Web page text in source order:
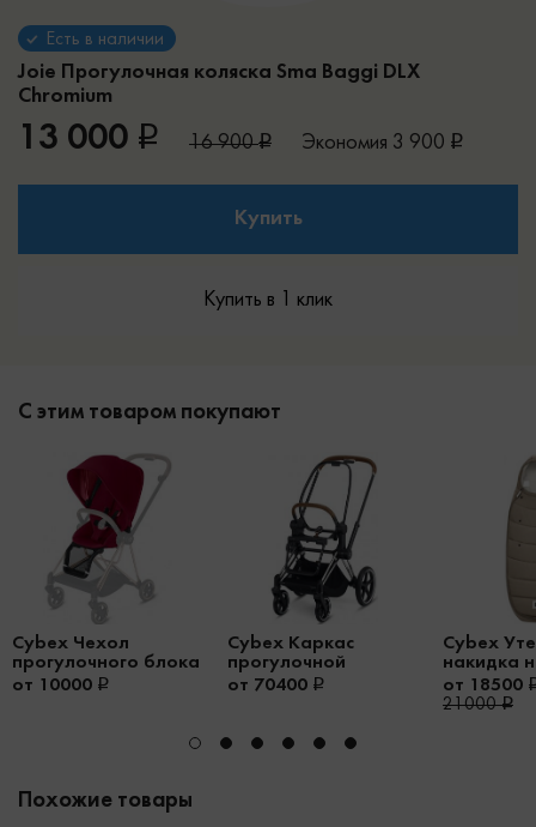
Есть в наличии
Joie Прогулочная коляска Sma Baggi DLX
Chromium
13 000 16 900 Экономия 3 900
Купить
Купить в 1 клик
С этим товаром покупают
Cybex Чехол
прогулочного блока
Mios
от 10000
Cybex Каркас
прогулочной
коляски Priam III
от 70400
Cybex
накидка
для
от 18500
21000
Похожие товары